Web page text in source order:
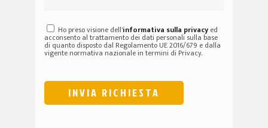
Ho preso visione dell'informativa sulla privacy ed
acconsento al trattamento dei dati personali sulla base
di quanto disposto dal Regolamento UE 2016/679 e dalla
vigente normativa nazionale in termini di Privacy.